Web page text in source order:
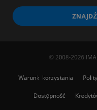
© 2008-2026
Warunki korzystania
Dostępność